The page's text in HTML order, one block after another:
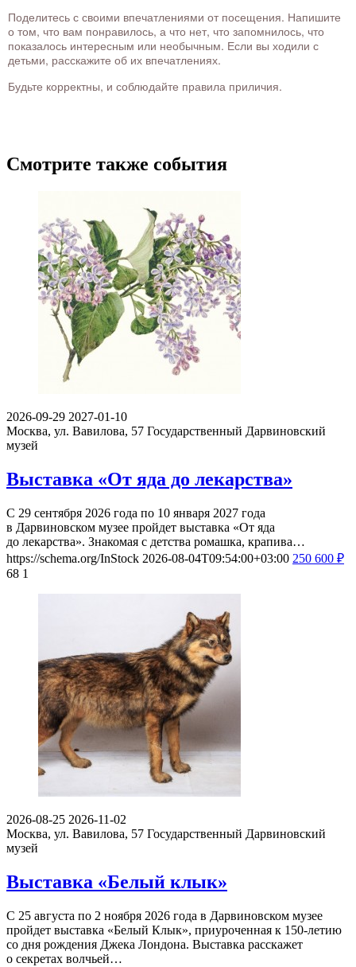
Поделитесь с своими впечатлениями от посещения. Напишите
о том, что вам понравилось, а что нет, что запомнилось, что
показалось интересным или необычным. Если вы ходили с
детьми, расскажите об их впечатлениях.
Будьте корректны, и соблюдайте правила приличия.
Смотрите также события
2026-09-29 2027-01-10
Москва, ул. Вавилова, 57 Государственный Дарвиновский
музей
Выставка «От яда до лекарства»
С 29 сентября 2026 года по 10 января 2027 года
в Дарвиновском музее пройдет выставка «От яда
до лекарства». Знакомая с детства ромашка, крапива…
https://schema.org/InStock 2026-08-04T09:54:00+03:00 250 600 ₽
68 1
2026-08-25 2026-11-02
Москва, ул. Вавилова, 57 Государственный Дарвиновский
музей
Выставка «Белый клык»
С 25 августа по 2 ноября 2026 года в Дарвиновском музее
пройдет выставка «Белый Клык», приуроченная к 150-летию
со дня рождения Джека Лондона. Выставка расскажет
о секретах волчьей…